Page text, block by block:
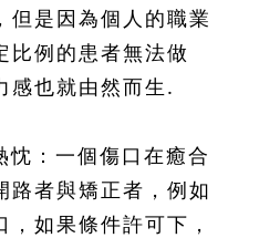
但是因為個人的職業
比例的患者無法做
感也就由然而生.
：一個傷口在癒合
路者與矯正者，例如
如果條件許可下，